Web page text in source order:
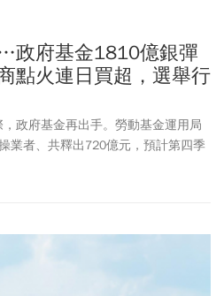
政府基金1810億銀彈
點火連日買超，選舉行
政府基金再出手。勞動基金運用局
業者、共釋出720億元，預計第四季
撫基金共有1,090億元尚未撥款，合